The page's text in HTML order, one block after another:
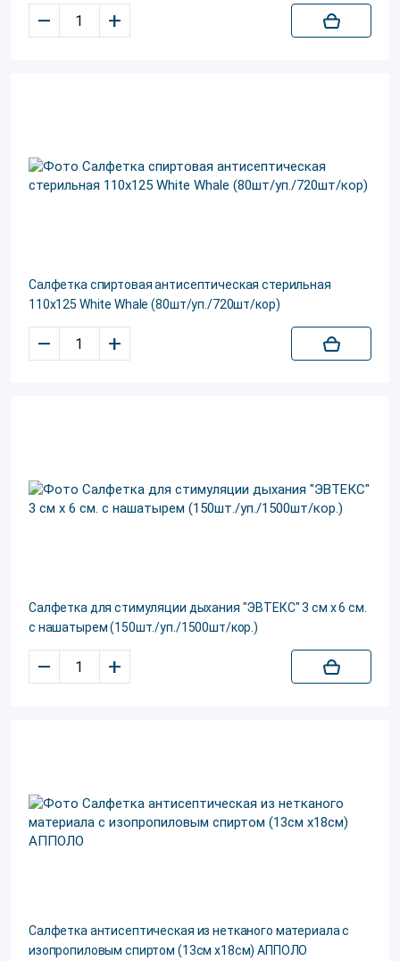
– +
Салфетка спиртовая антисептическая стерильная
110х125 White Whale (80шт/уп./720шт/кор)
– +
Салфетка для стимуляции дыхания "ЭВТЕКС" 3 см х 6 см.
с нашатырем (150шт./уп./1500шт/кор.)
– +
Салфетка антисептическая из нетканого материала с
изопропиловым спиртом (13см х18см) АППОЛО